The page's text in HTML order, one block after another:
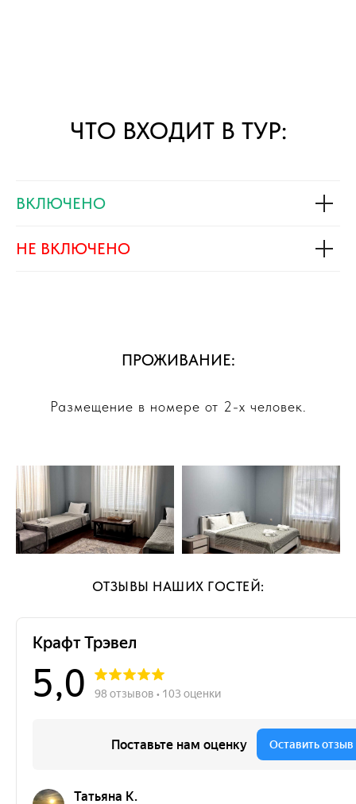
ЧТО ВХОДИТ В ТУР:
ВКЛЮЧЕНО
НЕ ВКЛЮЧЕНО
ПРОЖИВАНИЕ:
Размещение в номере от 2-х человек.
ОТЗЫВЫ НАШИХ ГОСТЕЙ: